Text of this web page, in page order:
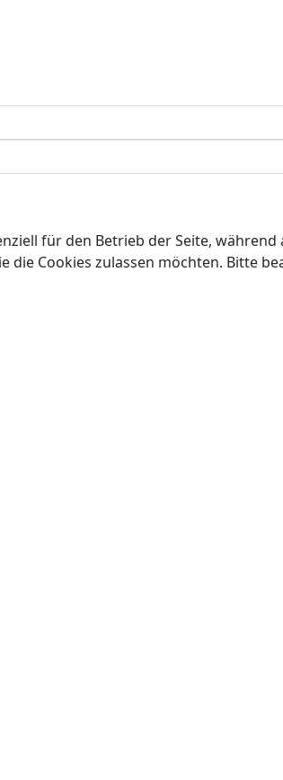
für den Betrieb der Seite,
die Cookies zulassen möchten. Bitte